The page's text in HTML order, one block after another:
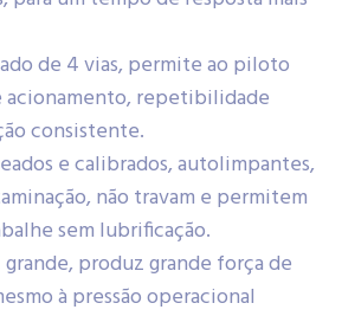
de 4 vias, permite ao piloto
acionamento, repetibilidade
consistente.
e calibrados, autolimpantes,
não travam e permitem
sem lubrificação.
produz grande força de
à pressão operacional